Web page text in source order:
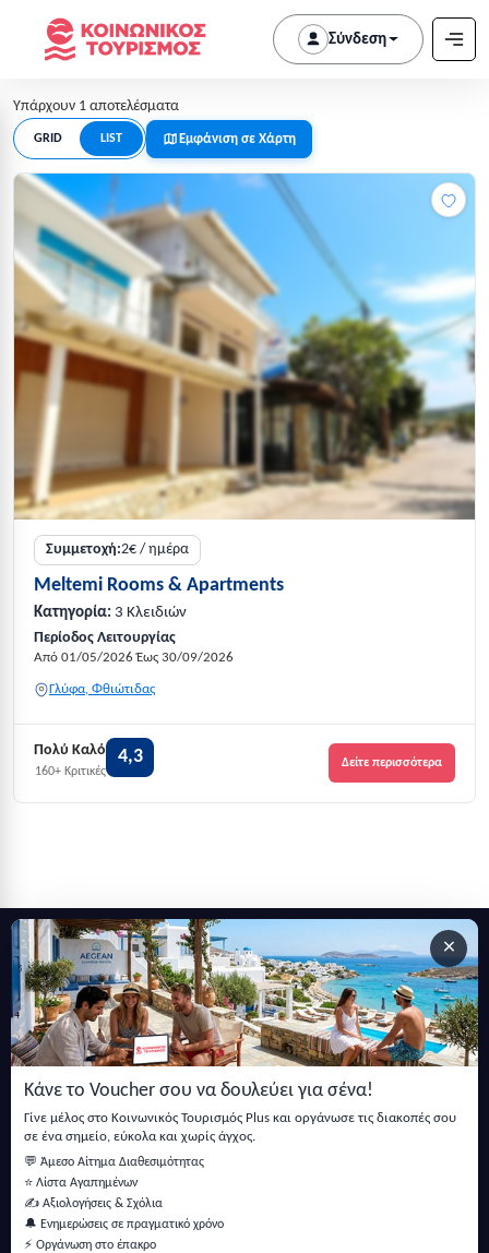
Σύνδεση
Υπάρχουν 1 αποτελέσματα
GRID LIST Εμφάνιση σε Χάρτη
Συμμετοχή:2€ / ημέρα
Meltemi Rooms & Apartments
Κατηγορία: 3 Κλειδιών
Περίοδος Λειτουργίας
Από 01/05/2026 Έως 30/09/2026
Γλύφα, Φθιώτιδας
Πολύ Καλό
160+ Κριτικές
4,3 Δείτε περισσότερα
×
Κάνε το Voucher σου να δουλεύει για σένα!
Γίνε μέλος στο Κοινωνικός Τουρισμός Plus και οργάνωσε τις διακοπές σου
σε ένα σημείο, εύκολα και χωρίς άγχος.
💬 Άμεσο Αίτημα Διαθεσιμότητας
⭐ Λίστα Αγαπημένων
✍️ Αξιολογήσεις & Σχόλια
🔔 Ενημερώσεις σε πραγματικό χρόνο
⚡ Οργάνωση στο έπακρο
Εγγραφείτε στο newsletter μας
Μείνετε ενημερωμένοι με τις τελευταίες ειδήσεις, ανακοινώσεις
και άρθρα.